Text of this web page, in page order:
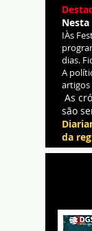
IÀs
dias.
A
artigos
As
são
da